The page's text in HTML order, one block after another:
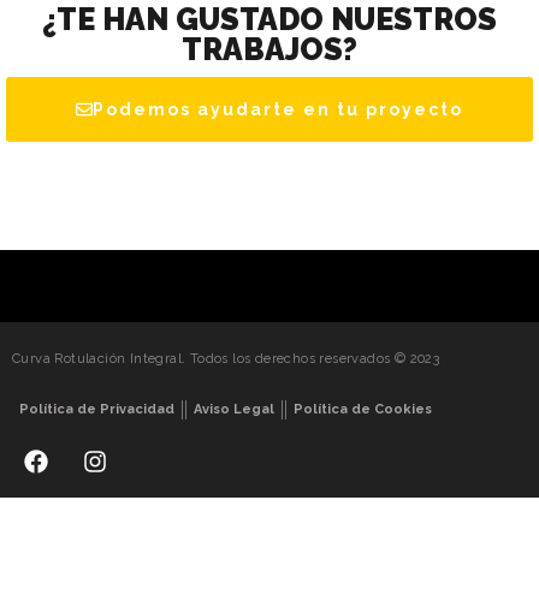
¿TE HAN GUSTADO NUESTROS
TRABAJOS?
Podemos ayudarte en tu proyecto
Curva Rotulación Integral. Todos los derechos reservados © 2023
Política de Privacidad Aviso Legal Política de Cookies